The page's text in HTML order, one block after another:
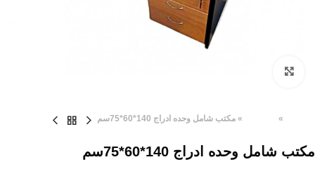
»
» مكتب شامل وحده ادراج 140*60*75سم
مكتب شامل وحده ادراج 140*60*75سم